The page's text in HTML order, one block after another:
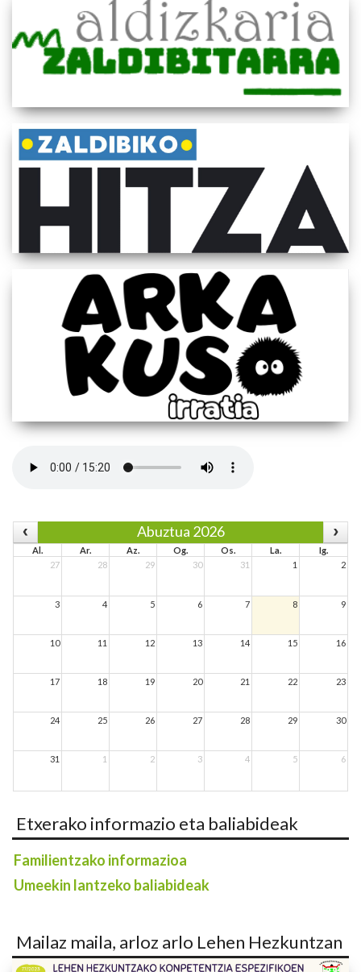
Abuztua 2026
Al. Ar. Az. Og. Os. La.
Ig.
27
28 29 30 31 1 2
3 4 5 6 7 8 9
10 11 12 13 14 15 16
17 18 19 20 21 22 23
24 25 26 27 28 29 30
31 1 2 3 4 5 6
Etxerako informazio eta baliabideak
Familientzako informazioa
Umeekin lantzeko baliabideak
Mailaz maila, arloz arlo Lehen Hezkuntzan